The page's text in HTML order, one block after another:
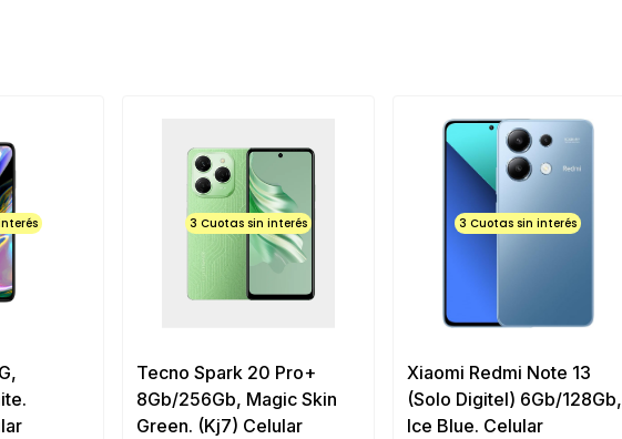
3 Cuotas sin interés
Tecno Spark 20 Pro+
8Gb/256Gb, Magic Skin
Green. (Kj7) Celular
3 Cuotas sin interés
Xiaomi Redmi Note 13
(Solo Digitel) 6Gb/128Gb,
Ice Blue. Celular